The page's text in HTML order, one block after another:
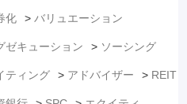
化 バリュエーション
ゼキューション ソーシング
ティング アドバイザー REIT